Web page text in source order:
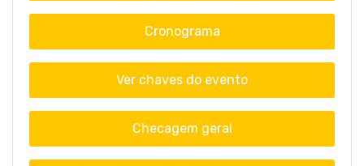
Cronograma
Ver chaves do evento
Checagem geral